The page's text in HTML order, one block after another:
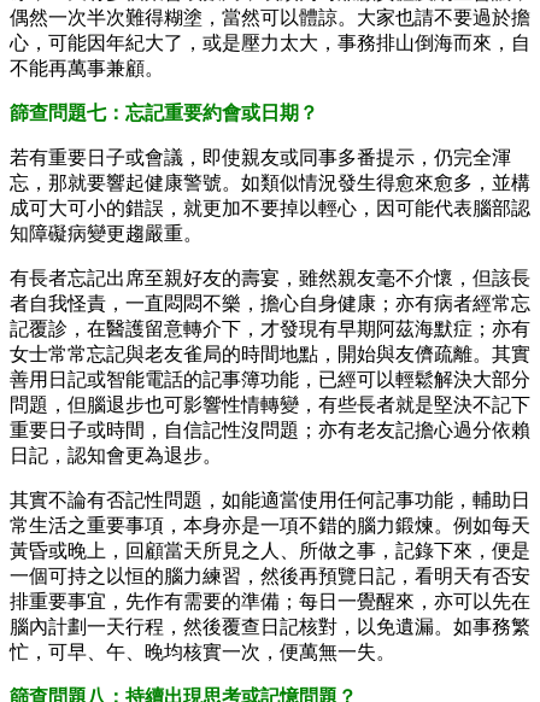
偶然一次半次難得糊塗，當然可以體諒。大家也請不要過於擔
心，可能因年紀大了，或是壓力太大，事務排山倒海而來，自
不能再萬事兼顧。
篩查問題七：忘記重要約會或日期？
若有重要日子或會議，即使親友或同事多番提示，仍完全渾
忘，那就要響起健康警號。如類似情況發生得愈來愈多，並構
成可大可小的錯誤，就更加不要掉以輕心，因可能代表腦部認
知障礙病變更趨嚴重。
有長者忘記出席至親好友的壽宴，雖然親友毫不介懷，但該長
者自我怪責，一直悶悶不樂，擔心自身健康；亦有病者經常忘
記覆診，在醫護留意轉介下，才發現有早期阿茲海默症；亦有
女士常常忘記與老友雀局的時間地點，開始與友儕疏離。其實
善用日記或智能電話的記事簿功能，已經可以輕鬆解決大部分
問題，但腦退步也可影響性情轉變，有些長者就是堅決不記下
重要日子或時間，自信記性沒問題；亦有老友記擔心過分依賴
日記，認知會更為退步。
其實不論有否記性問題，如能適當使用任何記事功能，輔助日
常生活之重要事項，本身亦是一項不錯的腦力鍛煉。例如每天
黃昏或晚上，回顧當天所見之人、所做之事，記錄下來，便是
一個可持之以恒的腦力練習，然後再預覽日記，看明天有否安
排重要事宜，先作有需要的準備；每日一覺醒來，亦可以先在
腦內計劃一天行程，然後覆查日記核對，以免遺漏。如事務繁
忙，可早、午、晚均核實一次，便萬無一失。
篩查問題八：持續出現思考或記憶問題？